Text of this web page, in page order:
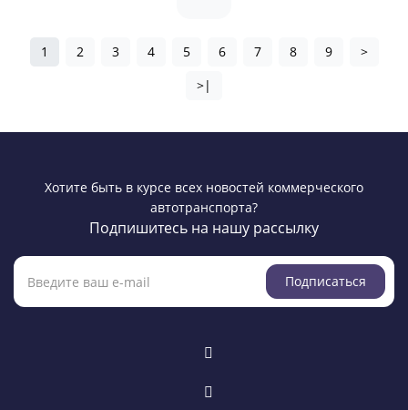
1 2 3 4 5 6 7 8 9
>
>|
Хотите быть в курсе всех новостей коммерческого
автотранспорта?
Подпишитесь на нашу рассылку
Подписаться